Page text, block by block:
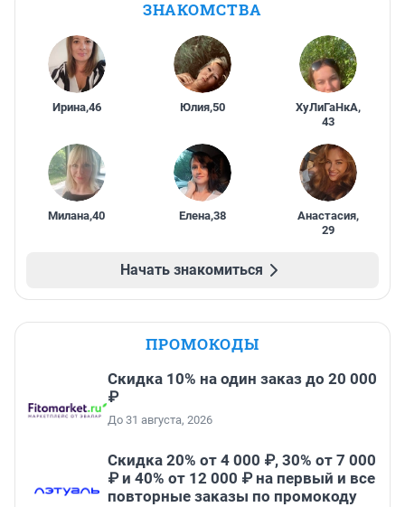
ЗНАКОМСТВА
Ирина,46 Юлия,50 ХуЛиГаНкА,
43
Милана,40 Елена,38 Анастасия,
29
Начать знакомиться
ПРОМОКОДЫ
Скидка 10% на один заказ до 20 000
₽
До 31 августа, 2026
Скидка 20% от 4 000 ₽, 30% от 7 000
₽ и 40% от 12 000 ₽ на первый и все
повторные заказы по промокоду